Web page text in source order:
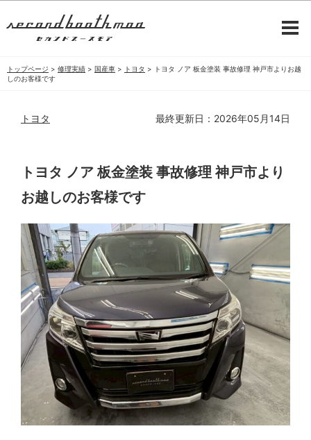
トップページ > 修理実績 > 国産車 > トヨタ > トヨタ ノア 板金塗装 事故修理 神戸市よりお越
しのお客様です
トヨタ 最終更新日：2026年05月14日
トヨタ ノア 板金塗装 事故修理 神戸市より
お越しのお客様です